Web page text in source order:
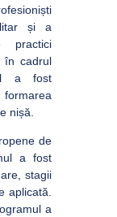
și a
practici
în cadrul
a fost
formarea
nișă.
de
a fost
stagii
aplicată.
a